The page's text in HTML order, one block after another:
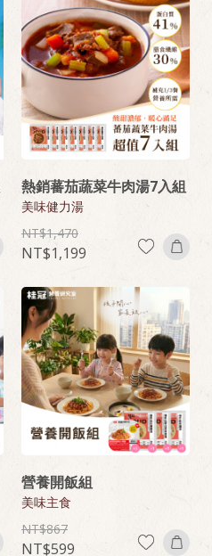
熱銷蕃茄蔬菜牛肉湯7入組
美味健力湯
1,470
1,199
營養開飯組
美味主食
867
599